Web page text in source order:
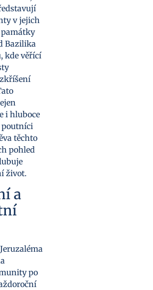
v jejich
Bazilika
kde věřící
i hluboce
poutníci
těchto
pohled
život.
a
po